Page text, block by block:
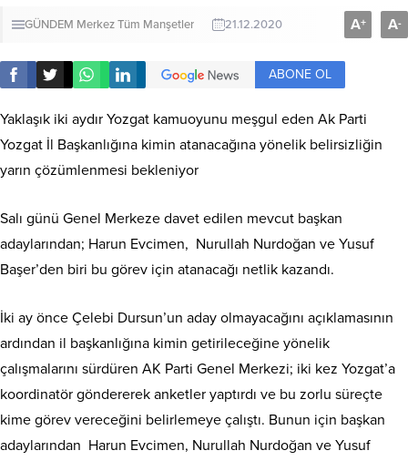
GÜNDEM MerkezTüm Manşetler 21.12.2020 A+ A-
ABONE OL
Yaklaşık iki aydır Yozgat kamuoyunu meşgul eden Ak Parti
Yozgat İl Başkanlığına kimin atanacağına yönelik belirsizliğin
yarın çözümlenmesi bekleniyor
Salı günü Genel Merkeze davet edilen mevcut başkan
adaylarından; Harun Evcimen, Nurullah Nurdoğan ve Yusuf
Başer’den biri bu görev için atanacağı netlik kazandı.
İki ay önce Çelebi Dursun’un aday olmayacağını açıklamasının
ardından il başkanlığına kimin getirileceğine yönelik
çalışmalarını sürdüren AK Parti Genel Merkezi; iki kez Yozgat’a
koordinatör göndererek anketler yaptırdı ve bu zorlu süreçte
kime görev vereceğini belirlemeye çalıştı. Bunun için başkan
adaylarından Harun Evcimen, Nurullah Nurdoğan ve Yusuf